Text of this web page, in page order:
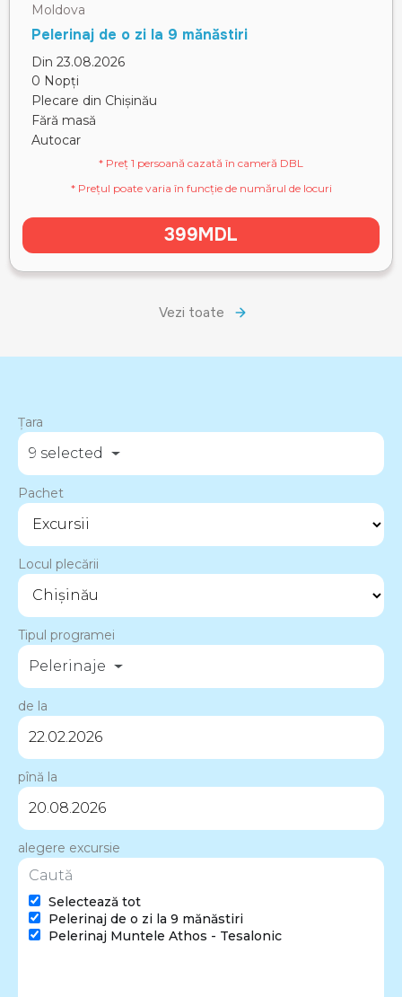
Moldova
Pelerinaj de o zi la 9 mănăstiri
Din 23.08.2026
0 Nopți
Plecare din Chișinău
Fără masă
Autocar
* Preț 1 persoană cazată în cameră DBL
* Prețul poate varia în funcție de numărul de locuri
399MDL
Vezi toate
Țara
9 selected
Pachet
Locul plecării
Tipul programei
Pelerinaje
de la
pînă la
alegere excursie
Selectează tot
Pelerinaj de o zi la 9 mănăstiri
Pelerinaj Muntele Athos - Tesalonic